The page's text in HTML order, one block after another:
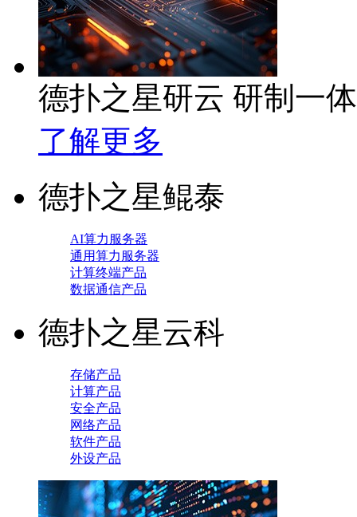
德扑之星研云 研制一
了解更多
德扑之星鲲泰
AI算力服务器
通用算力服务器
计算终端产品
数据通信产品
德扑之星云科
存储产品
计算产品
安全产品
网络产品
软件产品
外设产品